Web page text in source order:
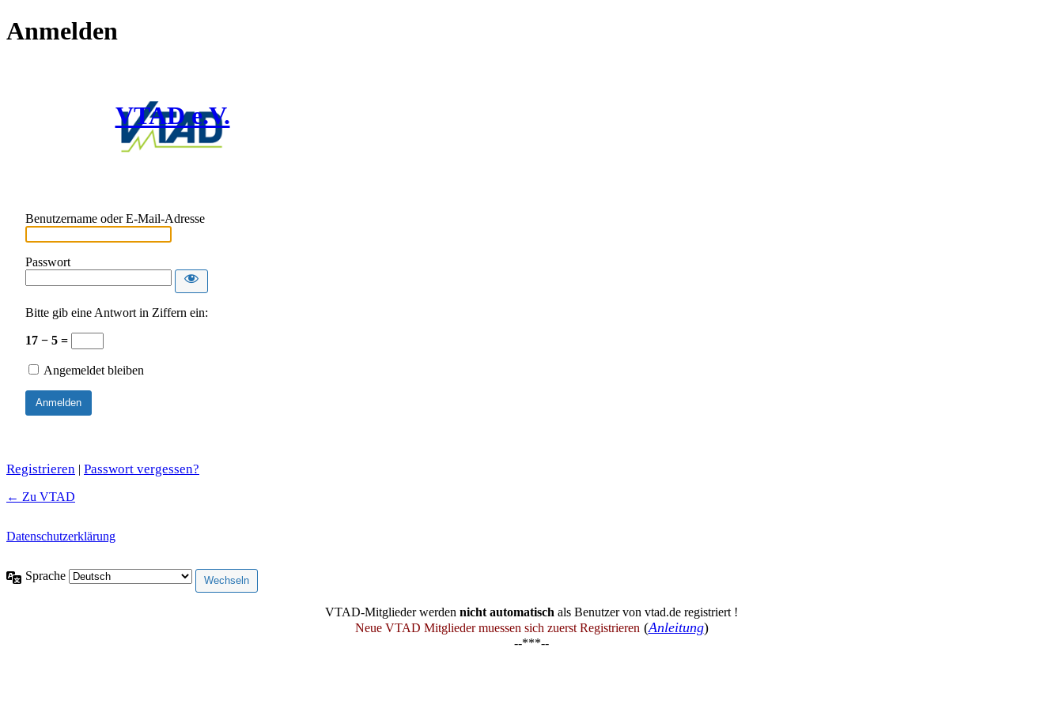
Anmelden
VTAD e.V.
Benutzername oder E-Mail-Adresse
Passwort
Bitte gib eine Antwort in Ziffern ein:
17 − 5 =
Angemeldet bleiben
Registrieren | Passwort vergessen?
← Zu VTAD
Datenschutzerklärung
Sprache
VTAD-Mitglieder werden nicht automatisch als Benutzer von vtad.de registriert !
Neue VTAD Mitglieder muessen sich zuerst Registrieren(Anleitung)
--***--